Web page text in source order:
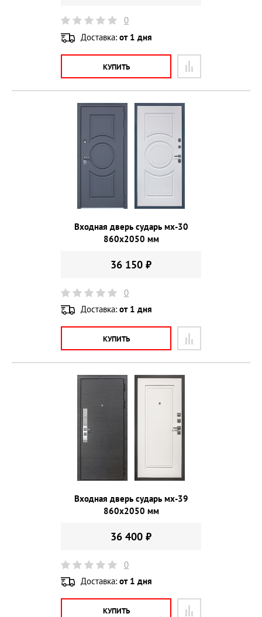
0
Доставка: от 1 дня
КУПИТЬ
Входная дверь сударь мх-30
860х2050 мм
36 150 ₽
0
Доставка: от 1 дня
КУПИТЬ
Входная дверь сударь мх-39
860х2050 мм
36 400 ₽
0
Доставка: от 1 дня
КУПИТЬ